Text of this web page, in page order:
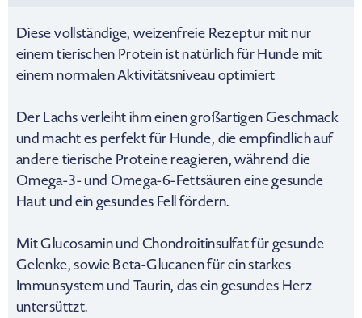
Diese vollständige, weizenfreie Rezeptur mit nur
einem tierischen Protein ist natürlich für Hunde mit
einem normalen Aktivitätsniveau optimiert
Der Lachs verleiht ihm einen großartigen Geschmack
und macht es perfekt für Hunde, die empfindlich auf
andere tierische Proteine reagieren, während die
Omega-3- und Omega-6-Fettsäuren eine gesunde
Haut und ein gesundes Fell fördern.
Mit Glucosamin und Chondroitinsulfat für gesunde
Gelenke, sowie Beta-Glucanen für ein starkes
Immunsystem und Taurin, das ein gesundes Herz
untersüttzt.